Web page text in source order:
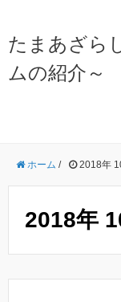
たまあざら
ムの紹介～
ホーム / 2018年
2018年